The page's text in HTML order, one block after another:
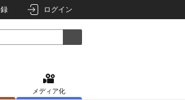
ログイン
メディア化